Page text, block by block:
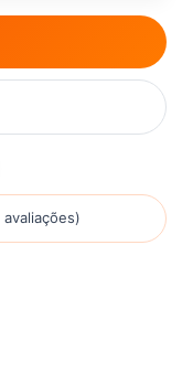
avaliações)